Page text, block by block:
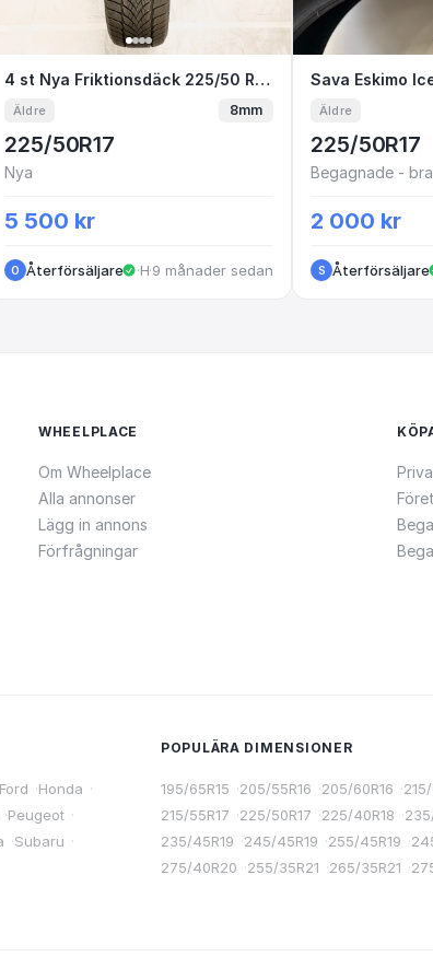
Goodyear Ultra Grip Arctic 2
4 st Nya Friktionsdäck 225/50 R17
4 st Nya Friktionsdäck 225/50 R17 Goodyear Ultra Grip Ice 2
Äldre 8mm
225/50R17
Nya
5 500 kr
O Återförsäljare · Huskvarna
·9 månader sedan
Sava
Sava Eskimo
Äldre
225/50R17
Begagnade -
2 000 kr
S Återförsäljare
WHEELPLACE
Om Wheelplace
Alla annonser
Lägg in annons
Förfrågningar
Ford ·Honda ·
·Peugeot ·
·Subaru ·
POPULÄRA DIMENSIONER
195/65R15 ·205/55R16 ·205/60R16 ·
215/55R17 ·225/50R17 ·225/40R18 ·
235/45R19 ·245/45R19 ·255/45R19 ·
275/40R20 ·255/35R21 ·265/35R21 ·